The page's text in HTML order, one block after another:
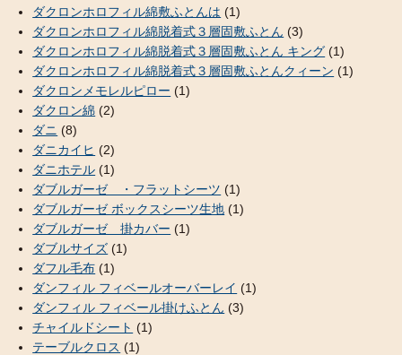
ダクロンホロフィル綿敷ふとんは (1)
ダクロンホロフィル綿脱着式３層固敷ふとん (3)
ダクロンホロフィル綿脱着式３層固敷ふとん キング (1)
ダクロンホロフィル綿脱着式３層固敷ふとんクィーン (1)
ダクロンメモレルピロー (1)
ダクロン綿 (2)
ダニ (8)
ダニカイヒ (2)
ダニホテル (1)
ダブルガーゼ ・フラットシーツ (1)
ダブルガーゼ ボックスシーツ生地 (1)
ダブルガーゼ 掛カバー (1)
ダブルサイズ (1)
ダフル毛布 (1)
ダンフィル フィベールオーバーレイ (1)
ダンフィル フィベール掛けふとん (3)
チャイルドシート (1)
テーブルクロス (1)